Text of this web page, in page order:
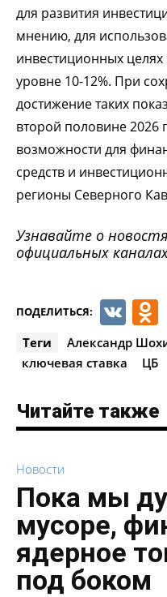
для развития
мнению, для
инвестиционных
уровне 10-12%. При
достижение таких
второй половине 2026
возможности для
средств и
регионы Северного
Узнавайте о
официальных
ПОДЕЛИТЬСЯ: VK
Теги Александр
ключевая ставка
ЦБ
Читайте также
Новости
Пока мы
мусоре,
ядерное
под боком